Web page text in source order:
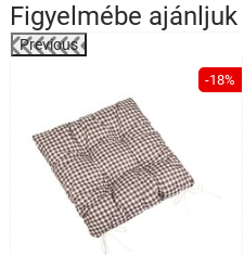
Figyelmébe ajánljuk
Previous
-18%